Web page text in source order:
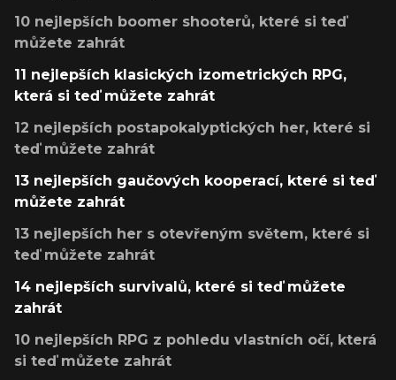
10 nejlepších boomer shooterů, které si teď
můžete zahrát
11 nejlepších klasických izometrických RPG,
která si teď můžete zahrát
12 nejlepších postapokalyptických her, které si
teď můžete zahrát
13 nejlepších gaučových kooperací, které si teď
můžete zahrát
13 nejlepších her s otevřeným světem, které si
teď můžete zahrát
14 nejlepších survivalů, které si teď můžete
zahrát
10 nejlepších RPG z pohledu vlastních očí, která
si teď můžete zahrát